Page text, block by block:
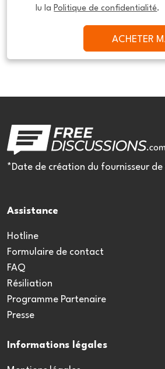
lu la Politique de confidentialité.
ACHETER
*Date de création du fournisseur de
Assistance
Hotline
Formulaire de contact
FAQ
Résiliation
Programme Partenaire
Presse
Informations légales